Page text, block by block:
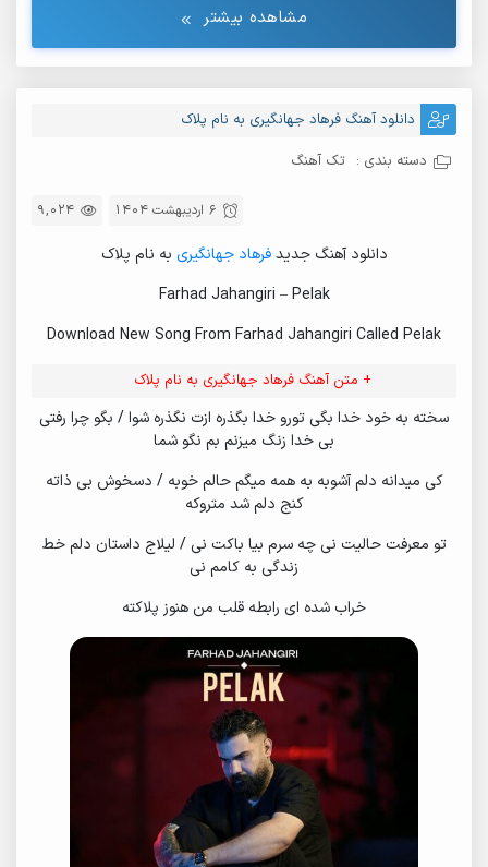
مشاهده بیشتر
دانلود آهنگ فرهاد جهانگیری به نام پلاک
دسته بندی : تک آهنگ
9,024 6 اردیبهشت 1404
دانلود آهنگ جدیدفرهاد جهانگیری به نام پلاک
Farhad Jahangiri – Pelak
Download New Song From Farhad Jahangiri Called Pelak
+ متن آهنگ فرهاد جهانگیری به نام پلاک
سخته به خود خدا بگی تورو خدا بگذره ازت نگذره شوا / بگو چرا رفتی
بی خدا زنگ میزنم بم نگو شما
کی میدانه دلم آشوبه به همه میگم حالم خوبه / دسخوش بی ذاته
کنج دلم شد متروکه
تو معرفت حالیت نی چه سرم بیا باکت نی / لیلاج داستان دلم خط
زندگی به کامم نی
خراب شده ای رابطه قلب من هنوز پلاکته